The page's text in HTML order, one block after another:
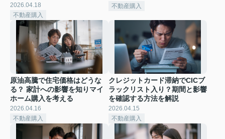
2026.04.18
不動産購入
不動産購入
原油高騰で住宅価格はどうな
る？ 家計への影響を知りマイ
ホーム購入を考える
2026.04.16
不動産購入
クレジットカード滞納でCICブ
ラックリスト入り？期間と影響
を確認する方法を解説
2026.04.15
不動産購入